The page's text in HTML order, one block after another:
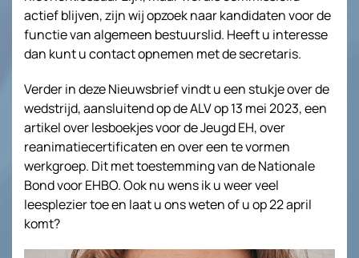
actief blijven, zijn wij opzoek naar kandidaten voor de
functie van algemeen bestuurslid. Heeft u interesse
dan kunt u contact opnemen met de secretaris.
Verder in deze Nieuwsbrief vindt u een stukje over de
wedstrijd, aansluitend op de ALV op 13 mei 2023, een
artikel over lesboekjes voor de Jeugd EH, over
reanimatiecertificaten en over een te vormen
werkgroep. Dit met toestemming van de Nationale
Bond voor EHBO. Ook nu wens ik u weer veel
leesplezier toe en laat u ons weten of u op 22 april
komt?